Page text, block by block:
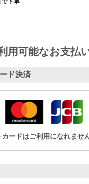
用可能なお支払
ド決済
ードはご利用になれません